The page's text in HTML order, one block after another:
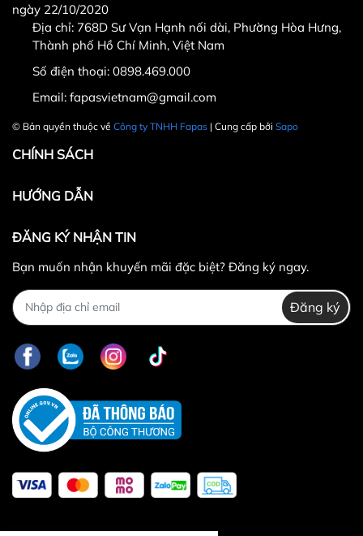
Hotline CSKH: 090 376 9205
Thời gian: Thứ Hai đến Thứ Bảy, từ 8h30 đến 17h.
Fanpage:
FACEBOOK.COM/FAPAS.VN
ngày 22/10/2020
Địa chỉ: 768D Sư Vạn Hạnh nối dài, Phường Hòa Hưng,
Thành phố Hồ Chí Minh, Việt Nam
Số điện thoại: 0898.469.000
Email: fapasvietnam@gmail.com
© Bản quyền thuộc về Công ty TNHH Fapas | Cung cấp bởi Sapo
CHÍNH SÁCH
HƯỚNG DẪN
ĐĂNG KÝ NHẬN TIN
Bạn muốn nhận khuyến mãi đặc biệt? Đăng ký ngay.
Đăng ký